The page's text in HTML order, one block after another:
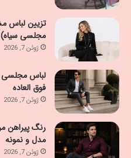
مجلسی سیاه)
ژوئن 7, 2026
فوق العاده
ژوئن 7, 2026
مدل و نمونه
ژوئن 7, 2026